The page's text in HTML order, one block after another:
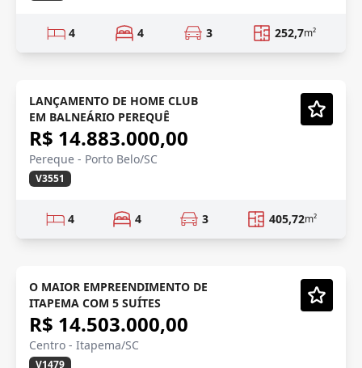
4 4 3 252,7m²
FRENTE MAR
Vídeo
Em Construção
LANÇAMENTO DE HOME CLUB
EM BALNEÁRIO PEREQUÊ
R$ 14.883.000,00
Pereque - Porto Belo/SC
V3551
4 4 3 405,72m²
PRÉ LANÇAMENTO
Vídeo
Em Construção
O MAIOR EMPREENDIMENTO DE
ITAPEMA COM 5 SUÍTES
R$ 14.503.000,00
Centro - Itapema/SC
V1479